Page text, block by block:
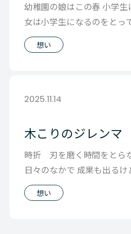
幼稚園の娘はこの春 小学
女は小学生になるのをとっ
て、 1年生になってから 毎
想い
2025.11.14
木こりのジレンマ
時折 刃を磨く時間をとら
日々のなかで 成果も出る
やってるのかが わからなく
想い